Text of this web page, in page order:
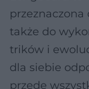
przeznaczona
także do
trików i
dla siebie
przede